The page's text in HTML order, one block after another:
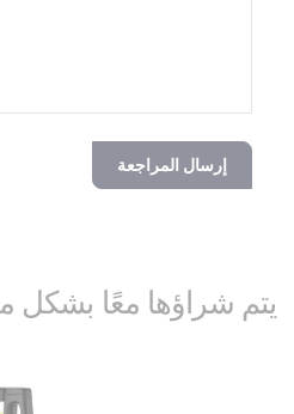
إرسال المراجعة
يتم شراؤها معًا بشكل